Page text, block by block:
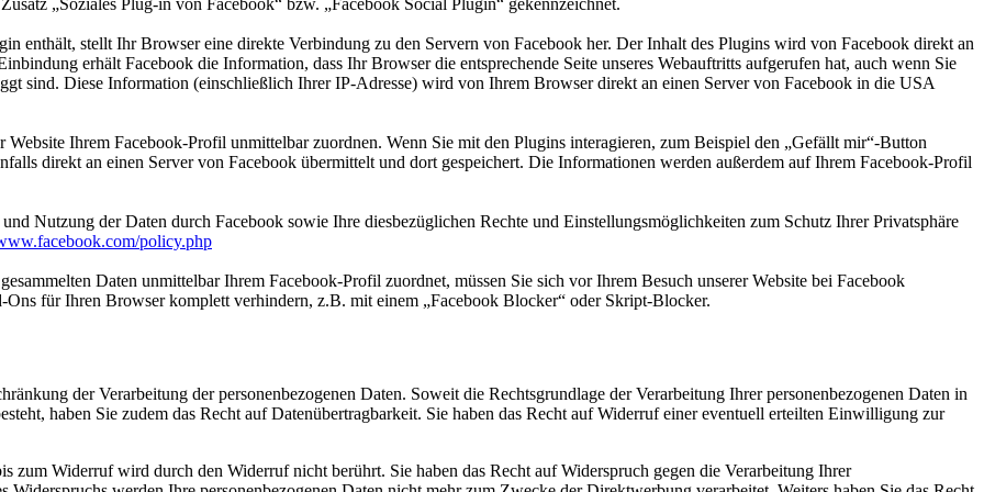
„Soziales Plug-in von Facebook“ bzw. „Facebook Social Plugin“ gekennzeichnet.
enthält, stellt Ihr Browser eine direkte Verbindung zu den Servern von Facebook her. Der Inhalt des Plugins wird von Facebook direkt an
erhält Facebook die Information, dass Ihr Browser die entsprechende Seite unseres Webauftritts aufgerufen hat, auch wenn Sie
sind. Diese Information (einschließlich Ihrer IP-Adresse) wird von Ihrem Browser direkt an einen Server von Facebook in die USA
Ihrem Facebook-Profil unmittelbar zuordnen. Wenn Sie mit den Plugins interagieren, zum Beispiel den „Gefällt mir“-Button
direkt an einen Server von Facebook übermittelt und dort gespeichert. Die Informationen werden außerdem auf Ihrem Facebook-Profil
Nutzung der Daten durch Facebook sowie Ihre diesbezüglichen Rechte und Einstellungsmöglichkeiten zum Schutz Ihrer Privatsphäre
policy.php
Daten unmittelbar Ihrem Facebook-Profil zuordnet, müssen Sie sich vor Ihrem Besuch unserer Website bei Facebook
für Ihren Browser komplett verhindern, z.B. mit einem „Facebook Blocker“ oder Skript-Blocker.
der Verarbeitung der personenbezogenen Daten. Soweit die Rechtsgrundlage der Verarbeitung Ihrer personenbezogenen Daten in
haben Sie zudem das Recht auf Datenübertragbarkeit. Sie haben das Recht auf Widerruf einer eventuell erteilten Einwilligung zur
zum Widerruf wird durch den Widerruf nicht berührt. Sie haben das Recht auf Widerspruch gegen die Verarbeitung Ihrer